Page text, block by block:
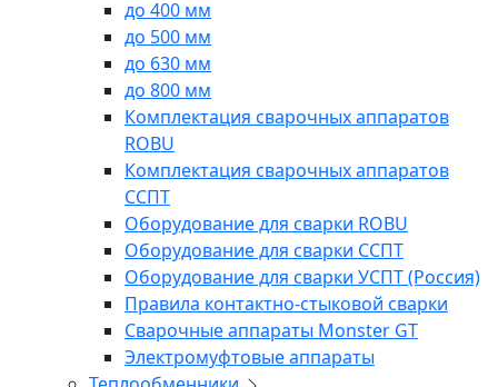
до 400 мм
до 500 мм
до 630 мм
до 800 мм
Комплектация сварочных аппаратов
ROBU
Комплектация сварочных аппаратов
ССПТ
Оборудование для сварки ROBU
Оборудование для сварки ССПТ
Оборудование для сварки УСПТ (Россия)
Правила контактно-стыковой сварки
Сварочные аппараты Monster GT
Электромуфтовые аппараты